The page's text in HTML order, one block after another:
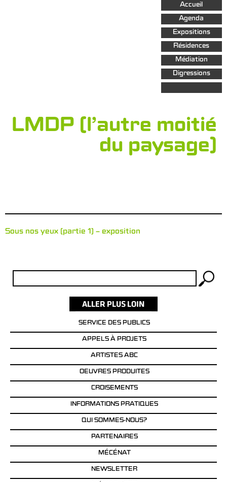
Aller au
contenu
principal
Accueil
Agenda
Expositions
Résidences
Médiation
Digressions
LMDP (l’autre moitié
du paysage)
Sous nos yeux (partie 1) – exposition
SERVICE DES PUBLICS
APPELS À PROJETS
ARTISTES ABC
OEUVRES PRODUITES
CROISEMENTS
INFORMATIONS PRATIQUES
QUI SOMMES-NOUS?
PARTENAIRES
MÉCÉNAT
NEWSLETTER